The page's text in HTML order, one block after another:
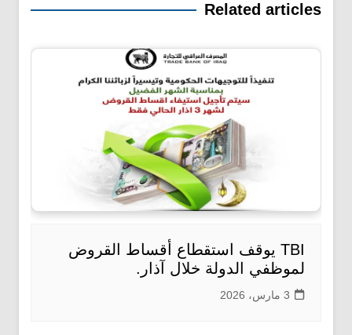
Related articles
TBI يوقف استقطاع أقساط القروض
لموظفي الدولة خلال آذار.
3 مارس، 2026